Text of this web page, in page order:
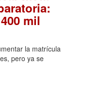
mil
la matrícula
pero ya se